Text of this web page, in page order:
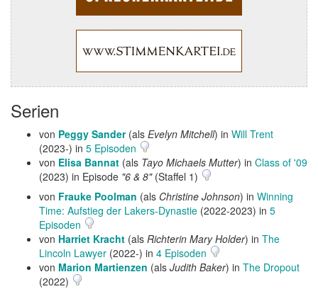
Serien
von Peggy Sander(als Evelyn Mitchell) in Will Trent
(2023-) in 5 Episoden
von Elisa Bannat (als Tayo Michaels Mutter) in Class of '09
(2023) in Episode "6 & 8"(Staffel 1)
von Frauke Poolman (als Christine Johnson) in Winning
Time: Aufstieg der Lakers-Dynastie (2022-2023) in 5
Episoden
von Harriet Kracht (als Richterin Mary Holder) in The
Lincoln Lawyer (2022-) in 4 Episoden
von Marion Martienzen (als Judith Baker) in The Dropout
(2022)